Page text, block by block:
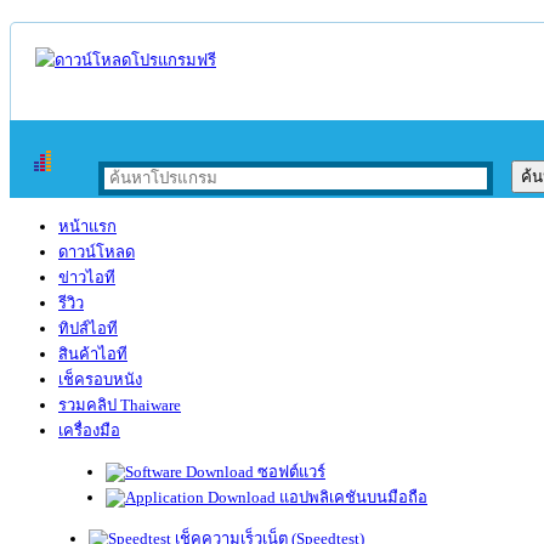
หน้าแรก
ดาวน์โหลด
ข่าวไอที
รีวิว
ทิปส์ไอที
สินค้าไอที
เช็ครอบหนัง
รวมคลิป Thaiware
เครื่องมือ
ซอฟต์แวร์
แอปพลิเคชันบนมือถือ
เช็คความเร็วเน็ต (Speedtest)